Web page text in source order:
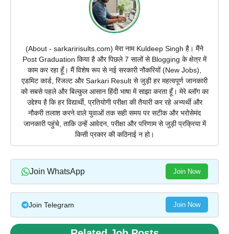
(About - sarkaririsults.com) मेरा नाम Kuldeep Singh है। मैंने
Post Graduation किया है और पिछले 7 सालों से Blogging के क्षेत्र में
काम कर रहा हूँ। मैं विशेष रूप से नई सरकारी नौकरियों (New Jobs),
एडमिट कार्ड, रिजल्ट और Sarkari Result से जुड़ी हर महत्वपूर्ण जानकारी
को सबसे पहले और बिल्कुल आसान हिंदी भाषा में साझा करता हूँ। मेरे ब्लॉग का
उद्देश्य है कि हर विद्यार्थी, प्रतियोगी परीक्षा की तैयारी कर रहे अभ्यर्थी और
नौकरी तलाश करने वाले युवाओं तक सही समय पर सटीक और भरोसेमंद
जानकारी पहुंचे, ताकि उन्हें आवेदन, परीक्षा और परिणाम से जुड़ी प्रक्रिया में
किसी प्रकार की कठिनाई न हो।
Join WhatsApp Join Now
Join Telegram Join Now